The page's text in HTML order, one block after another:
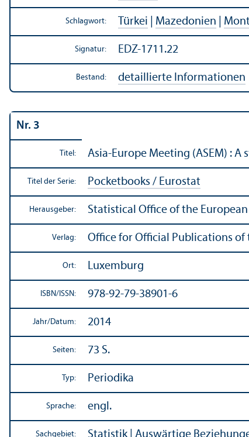
Schlagwort: Türkei Mazedonien
Signatur: EDZ-1711.22
Bestand: detaillierte Informationen
Nr. 3
Titel: Asia-Europe Meeting (ASEM) :
Titel der Serie: Pocketbooks / Eurostat
Herausgeber: Statistical Office of the
Verlag: Office for Official Publications
Ort: Luxemburg
ISBN/ ISSN: 978-92-79-38901-6
Jahr/Datum: 2014
Seiten: 73 S.
Typ: Periodika
Sprache: engl.
Sachgebiet: Statistik| Auswärtige